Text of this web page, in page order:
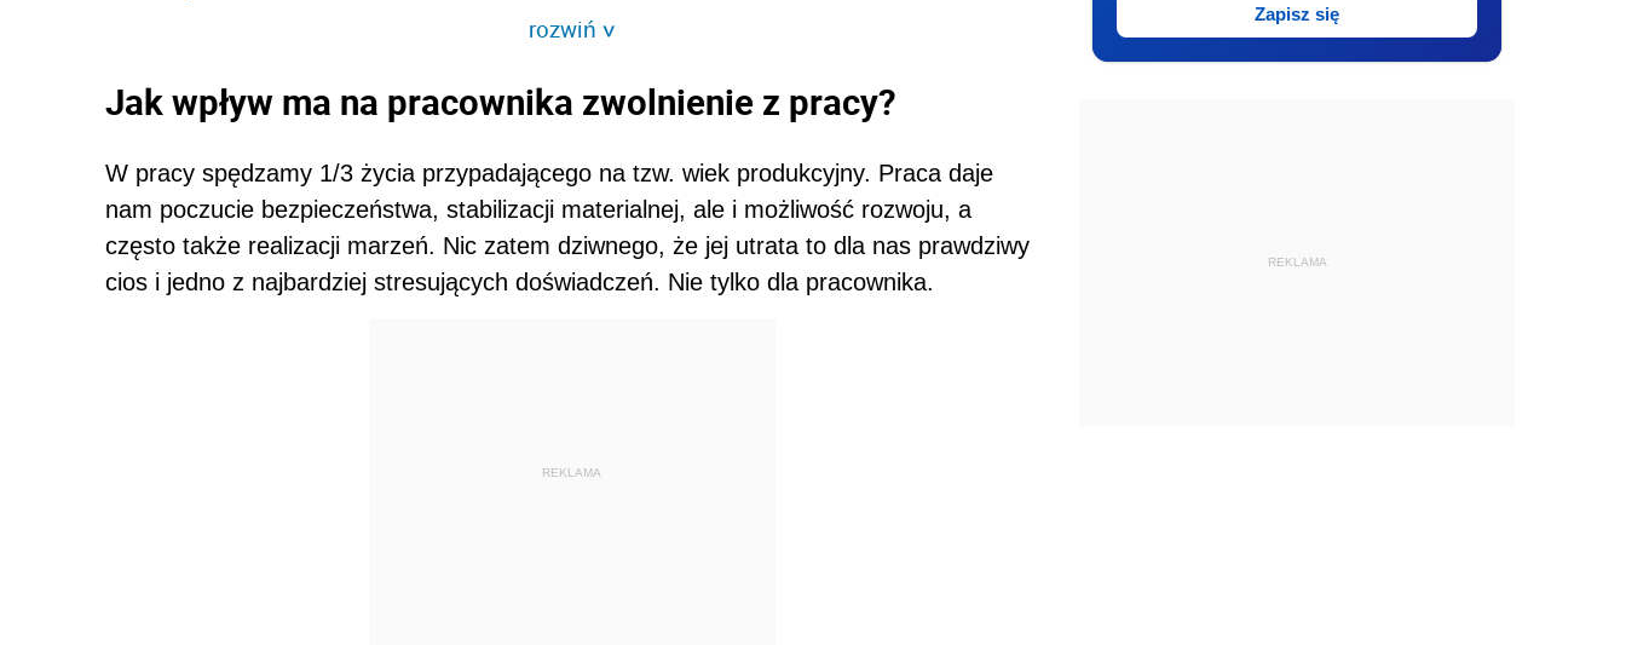
rozwiń>
Jak wpływ ma na pracownika zwolnienie z pracy?
W pracy spędzamy 1/3 życia przypadającego na tzw. wiek produkcyjny. Praca daje
nam poczucie bezpieczeństwa, stabilizacji materialnej, ale i możliwość rozwoju, a
często także realizacji marzeń. Nic zatem dziwnego, że jej utrata to dla nas prawdziwy
cios i jedno z najbardziej stresujących doświadczeń. Nie tylko dla pracownika.
REKLAMA
Zapisz się
REKLAMA